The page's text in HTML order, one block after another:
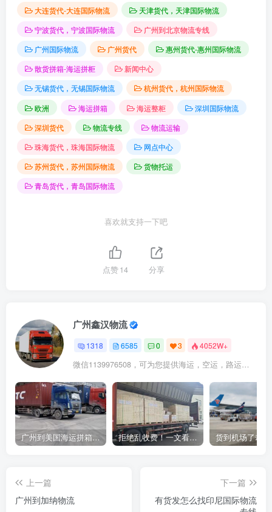
大连货代-大连国际物流
天津货代，天津国际物流
宁波货代，宁波国际物流
广州到北京物流专线
广州国际物流
广州货代
惠州货代-惠州国际物流
散货拼箱-海运拼柜
新闻中心
无锡货代，无锡国际物流
杭州货代，杭州国际物流
欧洲
海运拼箱 海运整柜
深圳国际物流
深圳货代
物流专线
物流运输
珠海货代，珠海国际物流
网点中心
苏州货代，苏州国际物流
货物托运
青岛货代，青岛国际物流
喜欢就支持一下吧
点赞14 分享
广州鑫汉物流
1318 6585 0 3 4052W+
微信1139976508，可为您提供海运，空运，路运，铁路运输
广州到美国海运拼箱多少钱？2024年最新运费构成+隐藏费用避坑指南 拒绝乱收费！一文看懂中国货代计费套路，教你避开所有隐形坑
上一篇
广州到加纳物流
下一篇
有货发怎么找印尼国际物流